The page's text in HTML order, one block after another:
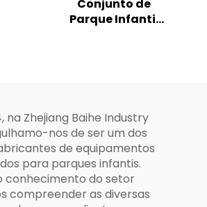
Conjunto de
Parque Infantil
na Zhejiang Baihe Industry
nos de ser um dos
de equipamentos
para parques infantis.
conhecimento do setor
compreender as diversas